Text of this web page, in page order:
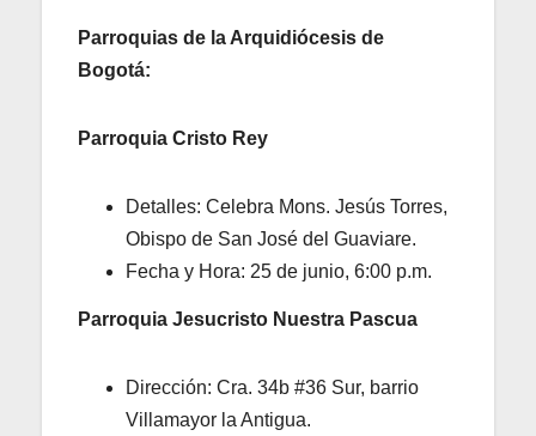
Parroquias de la Arquidiócesis de
Bogotá:
Parroquia Cristo Rey
Detalles: Celebra Mons. Jesús Torres,
Obispo de San José del Guaviare.
Fecha y Hora: 25 de junio, 6:00 p.m.
Parroquia Jesucristo Nuestra Pascua
Dirección: Cra. 34b #36 Sur, barrio
Villamayor la Antigua.